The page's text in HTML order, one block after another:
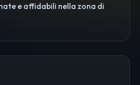
e affidabili nella zona di